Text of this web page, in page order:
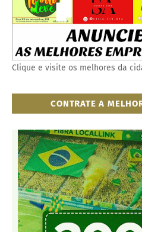
Clique e visite os melhores da
CONTRATE A